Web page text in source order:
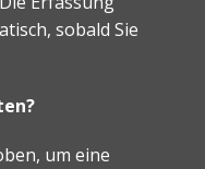
sobald Sie
um eine